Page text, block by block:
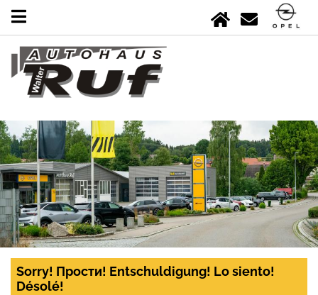
Sorry! Прости! Entschuldigung! Lo siento!
Désolé!